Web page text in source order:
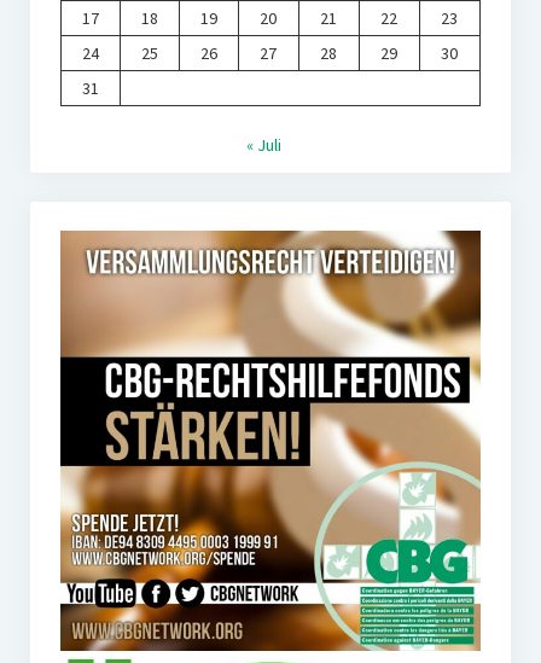
17 18 19 20 21 22
23
24
25 26 27 28 29
30
31
« Juli